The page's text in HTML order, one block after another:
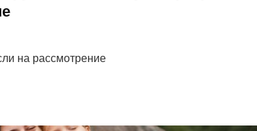
на рассмотрение